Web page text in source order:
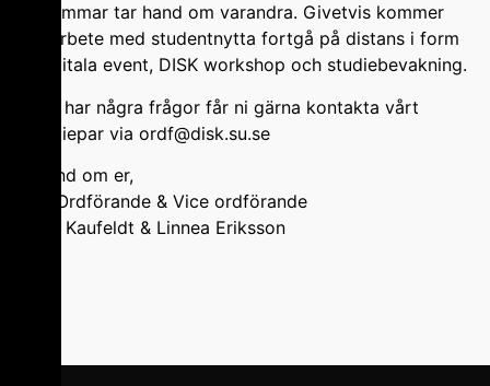
medlemmar tar hand om varandra. Givetvis kommer
vårt arbete med studentnytta fortgå på distans i form
av digitala event, DISK workshop och studiebevakning.
Om ni har några frågor får ni gärna kontakta vårt
presidiepar via ordf@disk.su.se
Ta hand om er,
DISK Ordförande & Vice ordförande
Emilia Kaufeldt & Linnea Eriksson